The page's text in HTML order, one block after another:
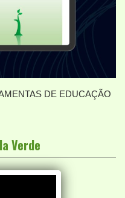
DE EDUCAÇÃO
Verde